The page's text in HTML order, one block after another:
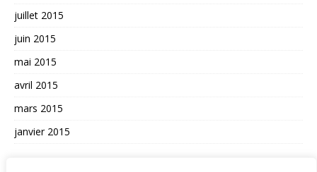
juillet 2015
juin 2015
mai 2015
avril 2015
mars 2015
janvier 2015